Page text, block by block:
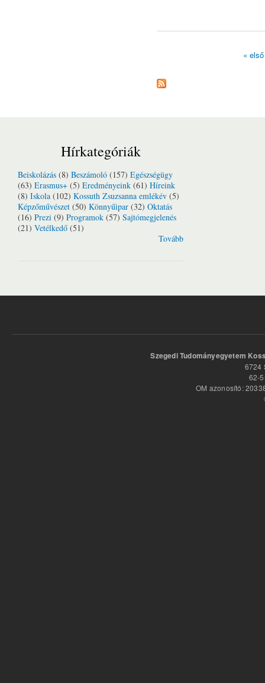
« első
Hírkategóriák
Beiskolázás (8) Beszámoló (157) Egészségügy
(63) Erasmus+ (5) Eredményeink (61) Híreink
(8) Iskola (102) Kossuth Zsuzsanna emlékév (5)
Képzőművészet (50) Könnyűipar (32) Oktatás
(16) Prezi (9) Programok (57) Sajtómegjelenés
(21) Vetélkedő (51)
Tovább
Szegedi Tudományegyetem
6724
62-
OM azonosító: